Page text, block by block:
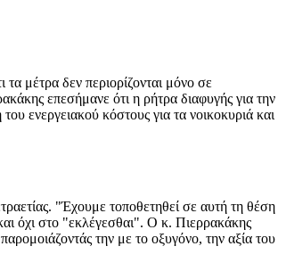
τα μέτρα δεν περιορίζονται μόνο σε
επεσήμανε ότι η ρήτρα διαφυγής για την
ενεργειακού κόστους για τα νοικοκυριά και
"Έχουμε τοποθετηθεί σε αυτή τη θέση
όχι στο "εκλέγεσθαι". Ο κ. Πιερρακάκης
την με το οξυγόνο, την αξία του